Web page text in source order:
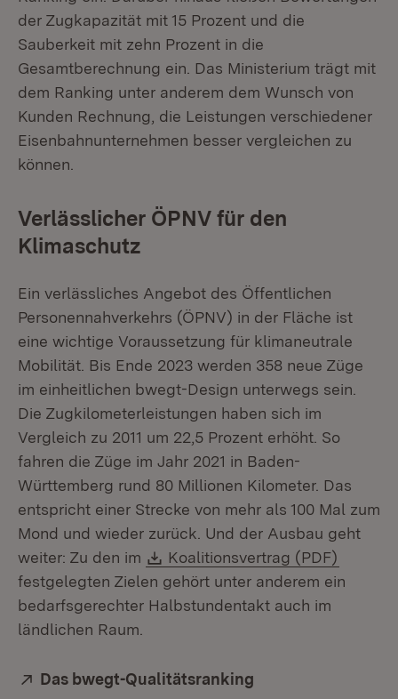
der Zugkapazität mit 15 Prozent und die
Sauberkeit mit zehn Prozent in die
Gesamtberechnung ein. Das Ministerium trägt mit
dem Ranking unter anderem dem Wunsch von
Kunden Rechnung, die Leistungen verschiedener
Eisenbahnunternehmen besser vergleichen zu
können.
Verlässlicher ÖPNV für den
Klimaschutz
Ein verlässliches Angebot des Öffentlichen
Personennahverkehrs (ÖPNV) in der Fläche ist
eine wichtige Voraussetzung für klimaneutrale
Mobilität. Bis Ende 2023 werden 358 neue Züge
im einheitlichen bwegt-Design unterwegs sein.
Die Zugkilometerleistungen haben sich im
Vergleich zu 2011 um 22,5 Prozent erhöht. So
fahren die Züge im Jahr 2021 in Baden-
Württemberg rund 80 Millionen Kilometer. Das
entspricht einer Strecke von mehr als 100 Mal zum
Mond und wieder zurück. Und der Ausbau geht
weiter: Zu den im
Download:
Koalitionsvertrag (PDF)
festgelegten Zielen gehört unter anderem ein
bedarfsgerechter Halbstundentakt auch im
ländlichen Raum.
Extern:
Das bwegt-Qualitätsranking